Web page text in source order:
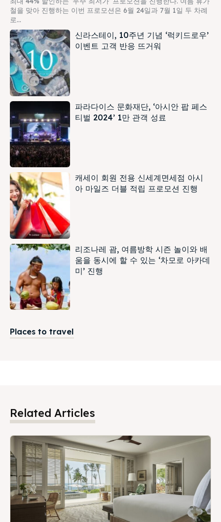
철을 맞아 진행하는 이번 프로모션은 6월 24일과 7월 1일 두 차례
로...
신라스테이, 10주년 기념 ‘럭키드로우’
이벤트 고객 반응 뜨거워
파라다이스 문화재단, ‘아시안 팝 페스
티벌 2024’ 1만 관객 성료
캐세이 회원 전용 신세계면세점 아시
아 마일즈 더블 적립 프로모션 진행
리조나레 괌, 여름방학 시즌 놀이와 배
움을 동시에 할 수 있는 ‘차모로 아카데
미’ 진행
Places to travel
Related Articles